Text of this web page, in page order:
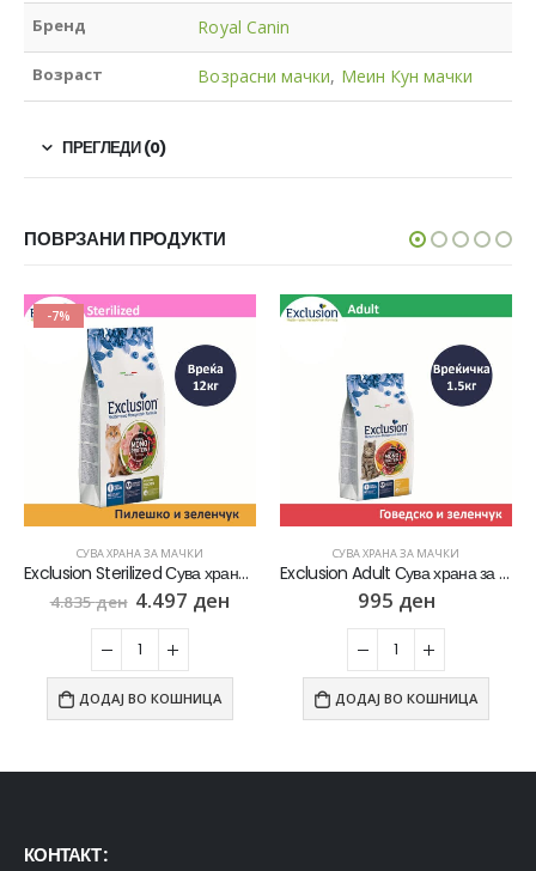
Бренд Royal Canin
Возраст Возрасни мачки, Меин Кун мачки
ПРЕГЛЕДИ (0)
ПОВРЗАНИ ПРОДУКТИ
-7%
СУВА ХРАНА ЗА МАЧКИ
Exclusion Sterilized Сува храна за Кастрирани мачки со Пилешко и зеленчук [Вреќа 12кг]
4.835ден 4.497 ден
ДОДАЈ ВО КОШНИЦА
СУВА ХРАНА ЗА МАЧКИ
Exclusion Adult Сува храна за Возрасни мачки со Говедско и зеленчук [Вреќичка 1.5кг]
995 ден
ДОДАЈ ВО КОШНИЦА
КОНТАКТ :